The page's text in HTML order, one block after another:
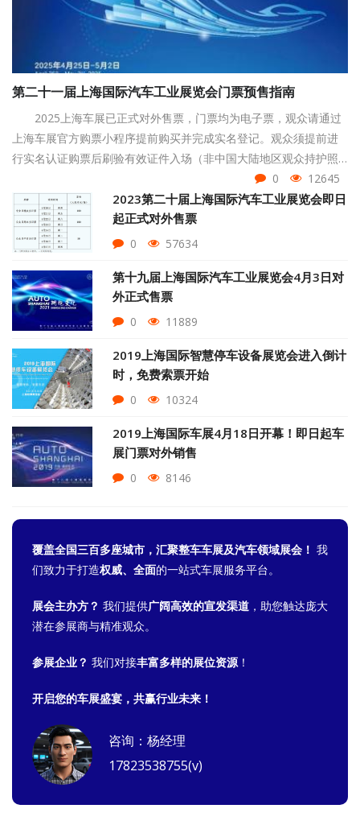
第二十一届上海国际汽车工业展览会门票预售指南
2025上海车展已正式对外售票，门票均为电子票，观众请通过
上海车展官方购票小程序提前购买并完成实名登记。观众须提前进
行实名认证购票后刷验有效证件入场（非中国大陆地区观众持护照
等有效证件入场），并严格按照电子门票标注的参观日期进行参
观。
0 12645
2023第二十届上海国际汽车工业展览会即日
起正式对外售票
0 57634
第十九届上海国际汽车工业展览会4月3日对
外正式售票
0 11889
2019上海国际智慧停车设备展览会进入倒计
时，免费索票开始
0 10324
2019上海国际车展4月18日开幕！即日起车
展门票对外销售
0 8146
覆盖全国三百多座城市，汇聚整车车展及汽车领域展会！ 我
们致力于打造权威、全面的一站式车展服务平台。
展会主办方？ 我们提供广阔高效的宣发渠道 ，助您触达庞大
潜在参展商与精准观众。
参展企业？ 我们对接丰富多样的展位资源！
开启您的车展盛宴，共赢行业未来！
咨询：杨经理
17823538755(v)